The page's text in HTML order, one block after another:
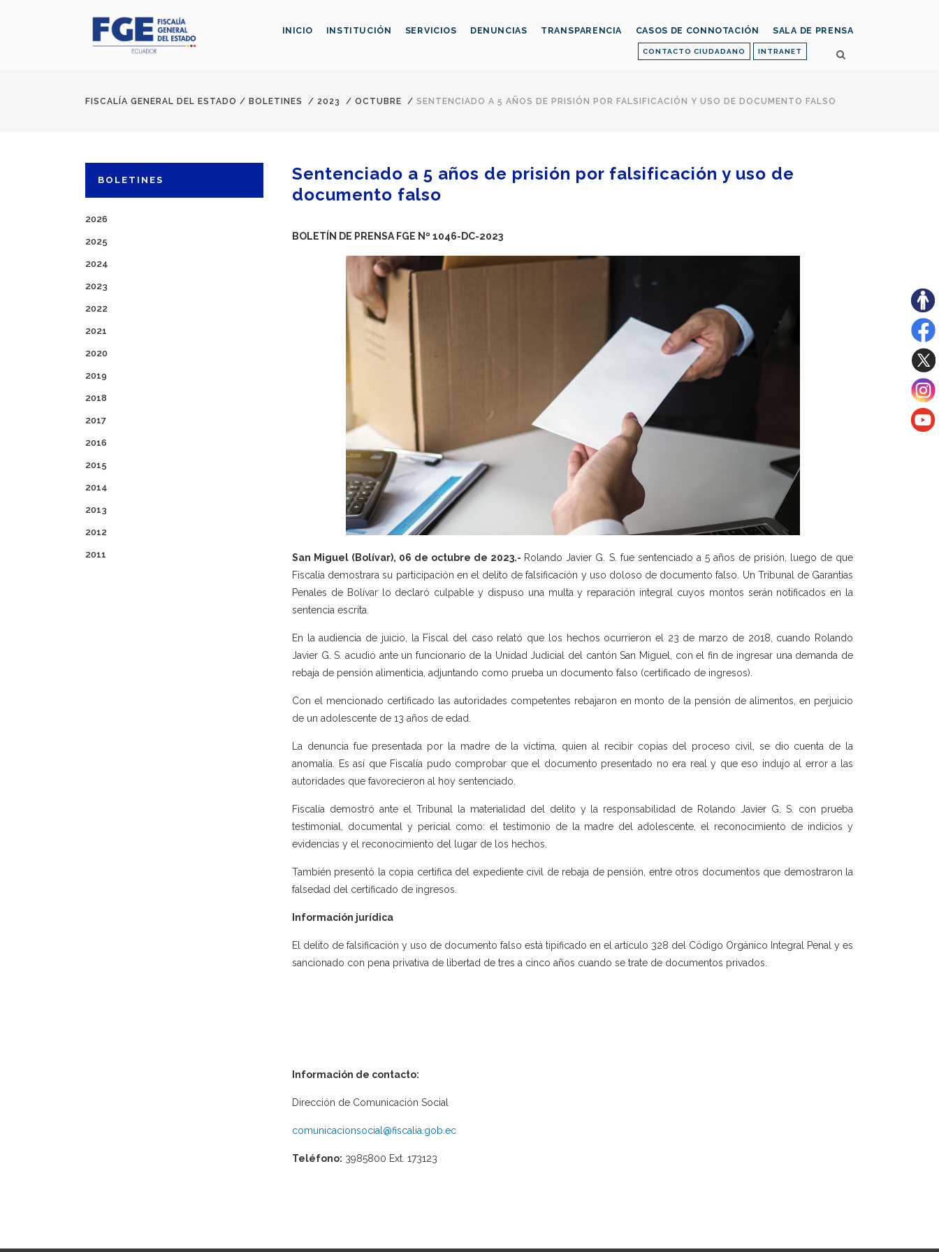
CONTACTO CIUDADANO INTRANET
INICIO INSTITUCIÓN SERVICIOS DENUNCIAS TRANSPARENCIA CASOS DE CONNOTACIÓN SALA DE PRENSA
FISCALÍA GENERAL DEL ESTADO / BOLETINES / 2023 / OCTUBRE / SENTENCIADO A 5 AÑOS DE PRISIÓN POR FALSIFICACIÓN Y USO DE DOCUMENTO FALSO
BOLETINES
2026
2025
2024
2023
2022
2021
2020
2019
2018
2017
2016
2015
2014
2013
2012
2011
Sentenciado a 5 años de prisión por falsificación y uso de
documento falso
BOLETÍN DE PRENSA FGE Nº 1046-DC-2023
San Miguel (Bolívar), 06 de octubre de 2023.- Rolando Javier G. S. fue sentenciado a 5 años de prisión, luego de que
Fiscalía demostrara su participación en el delito de falsificación y uso doloso de documento falso. Un Tribunal de Garantías
Penales de Bolívar lo declaró culpable y dispuso una multa y reparación integral cuyos montos serán notificados en la
sentencia escrita.
En la audiencia de juicio, la Fiscal del caso relató que los hechos ocurrieron el 23 de marzo de 2018, cuando Rolando
Javier G. S. acudió ante un funcionario de la Unidad Judicial del cantón San Miguel, con el fin de ingresar una demanda de
rebaja de pensión alimenticia, adjuntando como prueba un documento falso (certificado de ingresos).
Con el mencionado certificado las autoridades competentes rebajaron en monto de la pensión de alimentos, en perjuicio
de un adolescente de 13 años de edad.
La denuncia fue presentada por la madre de la víctima, quien al recibir copias del proceso civil, se dio cuenta de la
anomalía. Es así que Fiscalía pudo comprobar que el documento presentado no era real y que eso indujo al error a las
autoridades que favorecieron al hoy sentenciado.
Fiscalía demostró ante el Tribunal la materialidad del delito y la responsabilidad de Rolando Javier G. S. con prueba
testimonial, documental y pericial como: el testimonio de la madre del adolescente, el reconocimiento de indicios y
evidencias y el reconocimiento del lugar de los hechos.
También presentó la copia certifica del expediente civil de rebaja de pensión, entre otros documentos que demostraron la
falsedad del certificado de ingresos.
Información jurídica
El delito de falsificación y uso de documento falso está tipificado en el artículo 328 del Código Orgánico Integral Penal y es
sancionado con pena privativa de libertad de tres a cinco años cuando se trate de documentos privados.
Información de contacto:
Dirección de Comunicación Social
comunicacionsocial@fiscalia.gob.ec
Teléfono: 3985800 Ext. 173123